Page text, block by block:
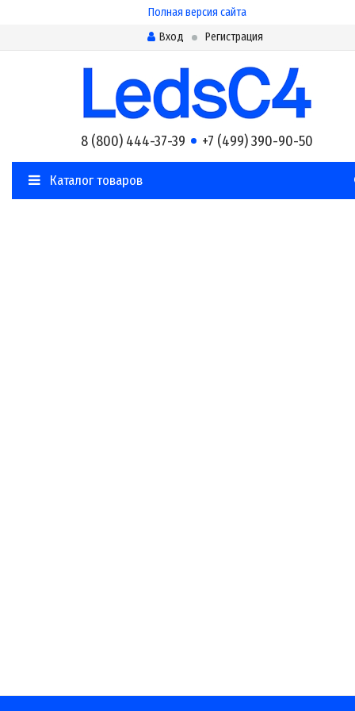
Полная версия сайта
Вход
Регистрация
8 (800) 444-37-39 +7 (499) 390-90-50
Каталог товаров